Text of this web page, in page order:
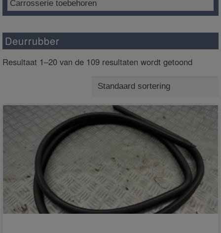
Deurrubber
Resultaat 1–20 van de 109 resultaten wordt getoond